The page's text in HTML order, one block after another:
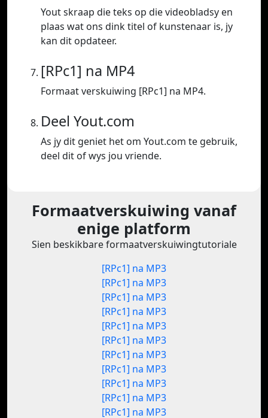
Yout skraap die teks op die videobladsy en
plaas wat ons dink titel of kunstenaar is, jy
kan dit opdateer.
[RPc1] na MP4
Formaat verskuiwing [RPc1] na MP4.
Deel Yout.com
As jy dit geniet het om Yout.com te gebruik,
deel dit of wys jou vriende.
Formaatverskuiwing vanaf
enige platform
Sien beskikbare formaatverskuiwingtutoriale
[RPc1] na MP3
[RPc1] na MP3
[RPc1] na MP3
[RPc1] na MP3
[RPc1] na MP3
[RPc1] na MP3
[RPc1] na MP3
[RPc1] na MP3
[RPc1] na MP3
[RPc1] na MP3
[RPc1] na MP3